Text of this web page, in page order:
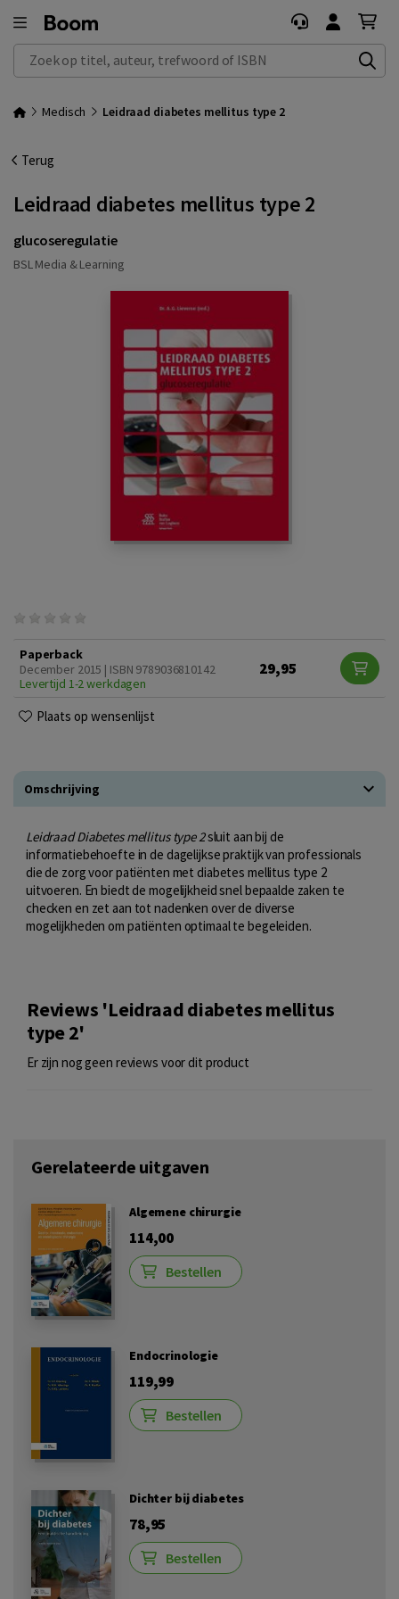
Zoek op titel, auteur, trefwoord of ISBN
Medisch Leidraad diabetes mellitus type 2
Terug
Leidraad diabetes mellitus type 2
glucoseregulatie
BSL Media & Learning
Paperback
December 2015 | ISBN 9789036810142
Levertijd 1-2 werkdagen
29,95
Plaats op wensenlijst
Omschrijving
Leidraad Diabetes mellitus type 2sluit aan bij de
informatiebehoefte in de dagelijkse praktijk van professionals
die de zorg voor patiënten met diabetes mellitus type 2
uitvoeren. En biedt de mogelijkheid snel bepaalde zaken te
checken en zet aan tot nadenken over de diverse
mogelijkheden om patiënten optimaal te begeleiden.
Reviews 'Leidraad diabetes mellitus
type 2'
Er zijn nog geen reviews voor dit product
Gerelateerde uitgaven
Algemene chirurgie
114,00
Bestellen
Endocrinologie
119,99
Bestellen
Dichter bij diabetes
78,95
Bestellen